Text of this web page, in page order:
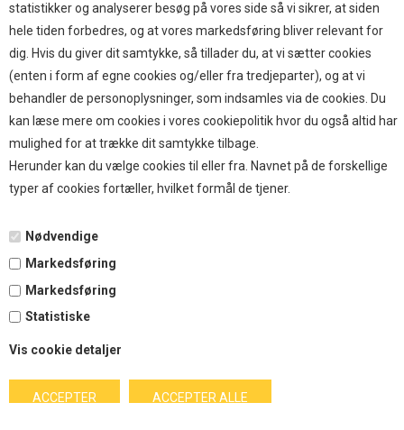
statistikker og analyserer besøg på vores side så vi sikrer, at siden
hele tiden forbedres, og at vores markedsføring bliver relevant for
dig. Hvis du giver dit samtykke, så tillader du, at vi sætter cookies
(enten i form af egne cookies og/eller fra tredjeparter), og at vi
behandler de personoplysninger, som indsamles via de cookies. Du
kan læse mere om cookies i vores cookiepolitik hvor du også altid har
mulighed for at trække dit samtykke tilbage.
Herunder kan du vælge cookies til eller fra. Navnet på de forskellige
typer af cookies fortæller, hvilket formål de tjener.
Nødvendige
Markedsføring
Markedsføring
Statistiske
Vis cookie detaljer
Snack'it Torskeskind Snoet 100g
Treateaters Chicken Jerky 400g
129,00 DKK